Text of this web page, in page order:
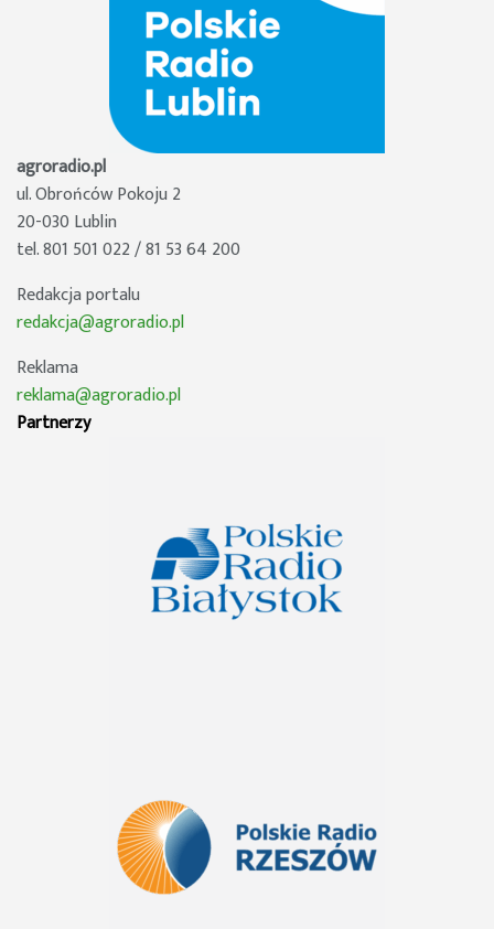
agroradio.pl
ul. Obrońców Pokoju 2
20-030 Lublin
tel. 801 501 022 / 81 53 64 200
Redakcja portalu
redakcja@agroradio.pl
Reklama
reklama@agroradio.pl
Partnerzy